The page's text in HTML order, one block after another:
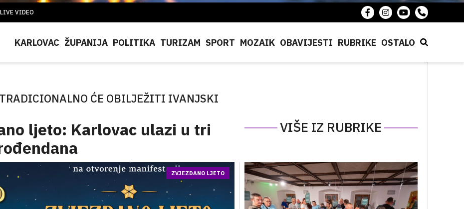
VIDEO
KARLOVAC ŽUPANIJA POLITIKA TURIZAM SPORT MOZAIK OBAVIJESTI RUBRIKE OSTALO
ĆE OBILJEŽITI IVANJSKI
ljeto: Karlovac ulazi u tri
VIŠE IZ RUBRIKE
ZVJEZDANO LJETO